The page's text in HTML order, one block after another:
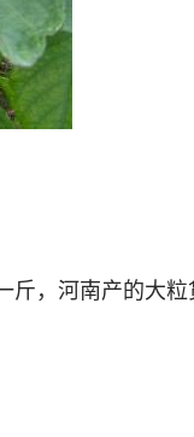
斤，河南产的大粒